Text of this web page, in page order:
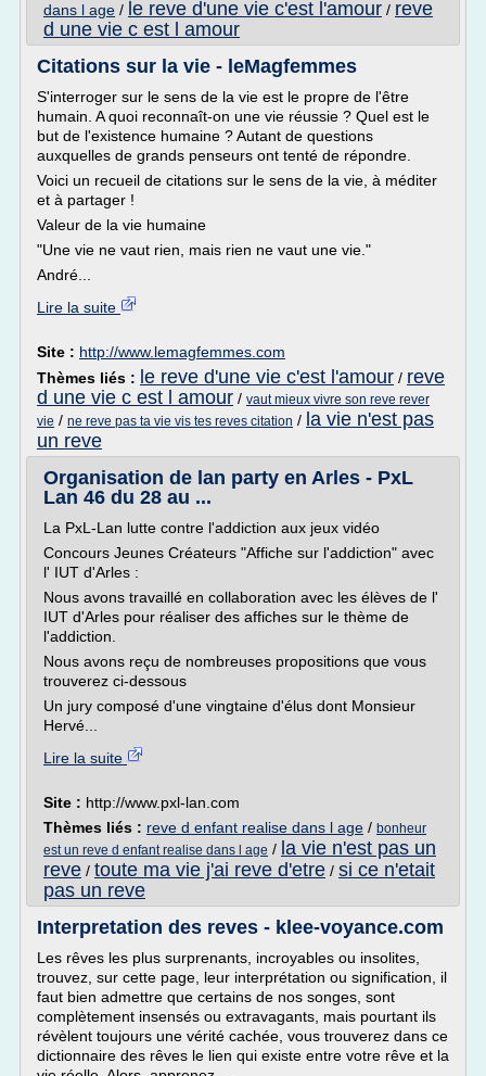
dans l age / le reve d'une vie c'est l'amour / reve
d une vie c est l amour
Citations sur la vie - leMagfemmes
S'interroger sur le sens de la vie est le propre de l'être
humain. A quoi reconnaît-on une vie réussie ? Quel est le
but de l'existence humaine ? Autant de questions
auxquelles de grands penseurs ont tenté de répondre.
Voici un recueil de citations sur le sens de la vie, à méditer
et à partager !
Valeur de la vie humaine
"Une vie ne vaut rien, mais rien ne vaut une vie."
André...
Lire la suite
Site : http://www.lemagfemmes.com
Thèmes liés : le reve d'une vie c'est l'amour / reve
d une vie c est l amour / vaut mieux vivre son reve rever
vie / ne reve pas ta vie vis tes reves citation / la vie n'est pas
un reve
Organisation de lan party en Arles - PxL
Lan 46 du 28 au ...
La PxL-Lan lutte contre l'addiction aux jeux vidéo
Concours Jeunes Créateurs "Affiche sur l'addiction" avec
l' IUT d'Arles :
Nous avons travaillé en collaboration avec les élèves de l'
IUT d'Arles pour réaliser des affiches sur le thème de
l'addiction.
Nous avons reçu de nombreuses propositions que vous
trouverez ci-dessous
Un jury composé d'une vingtaine d'élus dont Monsieur
Hervé...
Lire la suite
Site : http://www.pxl-lan.com
Thèmes liés : reve d enfant realise dans l age / bonheur
est un reve d enfant realise dans l age / la vie n'est pas un
reve / toute ma vie j'ai reve d'etre / si ce n'etait
pas un reve
Interpretation des reves - klee-voyance.com
Les rêves les plus surprenants, incroyables ou insolites,
trouvez, sur cette page, leur interprétation ou signification, il
faut bien admettre que certains de nos songes, sont
complètement insensés ou extravagants, mais pourtant ils
révèlent toujours une vérité cachée, vous trouverez dans ce
dictionnaire des rêves le lien qui existe entre votre rêve et la